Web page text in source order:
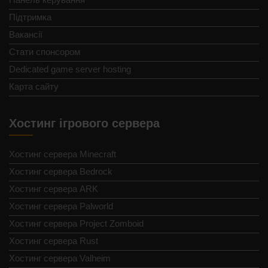
Підтримка
Вакансії
Стати спонсором
Dedicated game server hosting
Карта сайту
Хостинг ігрового сервера
Хостинг сервера Minecraft
Хостинг сервера Bedrock
Хостинг сервера ARK
Хостинг сервера Palworld
Хостинг сервера Project Zomboid
Хостинг сервера Rust
Хостинг сервера Valheim